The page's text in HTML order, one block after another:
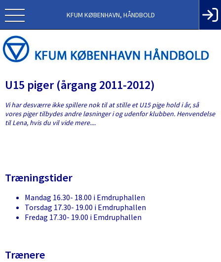
KFUM KØBENHAVN, HÅNDBOLD
U15 piger (årgang 2011-2012)
Vi har desværre ikke spillere nok til at stille et U15 pige hold i år, så
vores piger tilbydes andre løsninger i og udenfor klubben. Henvendelse
til Lena, hvis du vil vide mere....
Træningstider
Mandag 16.30- 18.00 i Emdruphallen
Torsdag 17.30- 19.00 i Emdruphallen
Fredag 17.30- 19.00 i Emdruphallen
Trænere